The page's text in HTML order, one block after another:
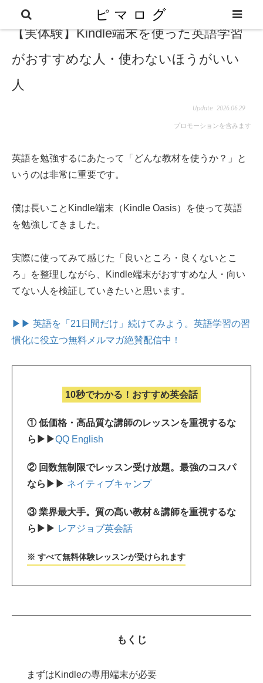
【実体験】Kindle端末を使った英語学習
がおすすめな人・使わないほうがいい
人
2026.06.29
プロモーションを含みます
英語を勉強するにあたって「どんな教材を使うか？」と
いうのは非常に重要です。
僕は長いことKindle端末（Kindle Oasis）を使って英語
を勉強してきました。
実際に使ってみて感じた「良いところ・良くないとこ
ろ」を整理しながら、Kindle端末がおすすめな人・向い
てない人を検証していきたいと思います。
▶▶ 英語を「21日間だけ」続けてみよう。 英語学習の習
慣化に役立つ無料メルマガ絶賛配信中！
10秒でわかる！おすすめ英会話
① 低価格・高品質な講師のレッスンを重視するな
ら▶▶QQ English
② 回数無制限でレッスン受け放題。最強のコスパ
なら▶▶ ネイティブキャンプ
③ 業界最大手。質の高い教材＆講師を重視するな
ら▶▶ レアジョブ英会話
※ すべて無料体験レッスンが受けられます
もくじ
まずはKindleの専用端末が必要